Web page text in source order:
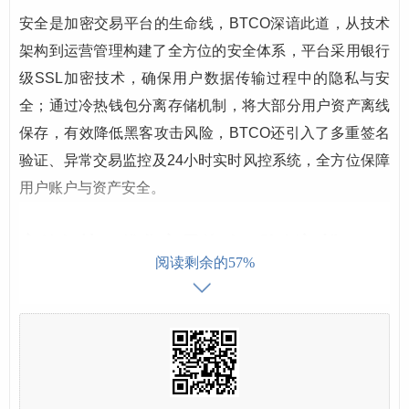
安全是加密交易平台的生命线，BTCO深谙此道，从技术
架构到运营管理构建了全方位的安全体系，平台采用银行
级SSL加密技术，确保用户数据传输过程中的隐私与安
全；通过冷热钱包分离存储机制，将大部分用户资产离线
保存，有效降低黑客攻击风险，BTCO还引入了多重签名
验证、异常交易监控及24小时实时风控系统，全方位保障
用户账户与资产安全。
BTCO致力于为用户提供流畅、高效的交易体验，平台支
持比特币（BTC）及主流加密货币的交易对，匹配深度流
动性池，确保用户能够快速完成买卖操作，大幅降低滑点
风险，对于新手用户，BTCO提供了简洁直观的操作界
面，从注册、实名认证到下单交易，全程引导清晰；对于
阅读剩余的57%